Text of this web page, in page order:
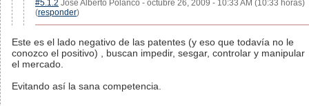
#5.1.2 Jose Alberto Polanco - octubre 26, 2009 - 10:33 AM (10:33 horas)
(responder)
Este es el lado negativo de las patentes (y eso que todavía no le
conozco el positivo) , buscan impedir, sesgar, controlar y manipular
el mercado.
Evitando así la sana competencia.